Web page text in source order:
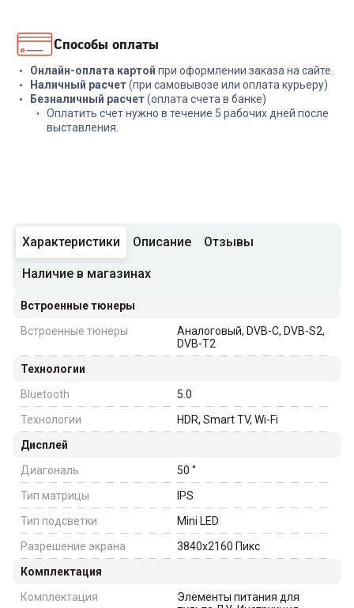
Способы оплаты
Онлайн-оплата картой при оформлении заказа на сайте.
Наличный расчет(при самовывозе или оплата курьеру)
Безналичный расчет(оплата счета в банке)
Оплатить счет нужно в течение 5 рабочих дней после
выставления.
Характеристики Описание Отзывы
Наличие в магазинах
Встроенные тюнеры
Встроенные тюнеры
Аналоговый, DVB-C, DVB-S2,
DVB-T2
Технологии
Bluetooth
5.0
Технологии
HDR, Smart TV, Wi-Fi
Дисплей
Диагональ
50 ‘’
Тип матрицы
IPS
Тип подсветки
Mini LED
Разрешение экрана
3840x2160 Пикс
Комплектация
Комплектация
Элементы питания для